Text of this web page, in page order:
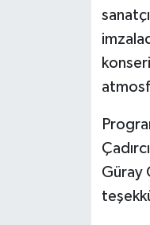
Güray